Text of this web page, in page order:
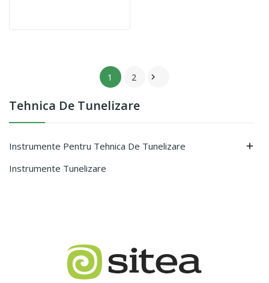
Tehnica De Tunelizare
Instrumente Pentru Tehnica De Tunelizare 
Instrumente Tunelizare
1 2 